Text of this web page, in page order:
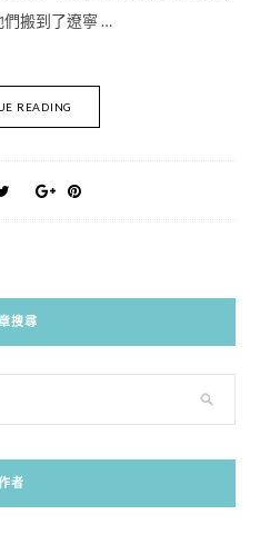
們搬到了遼寧 …
READING
搜尋
者